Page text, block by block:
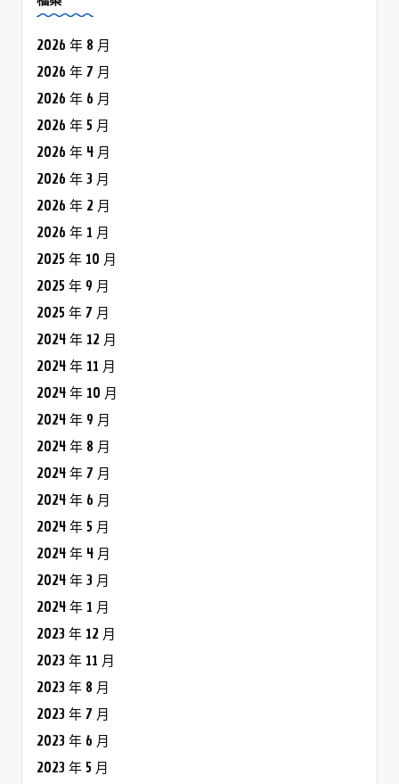
2026 年 8 月
2026 年 7 月
2026 年 6 月
2026 年 5 月
2026 年 4 月
2026 年 3 月
2026 年 2 月
2026 年 1 月
2025 年 10 月
2025 年 9 月
2025 年 7 月
2024 年 12 月
2024 年 11 月
2024 年 10 月
2024 年 9 月
2024 年 8 月
2024 年 7 月
2024 年 6 月
2024 年 5 月
2024 年 4 月
2024 年 3 月
2024 年 1 月
2023 年 12 月
2023 年 11 月
2023 年 8 月
2023 年 7 月
2023 年 6 月
2023 年 5 月